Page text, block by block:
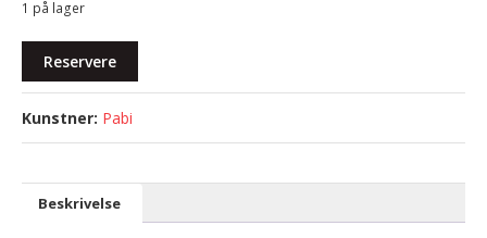
1 på lager
"Om
Natten"
Reservere
Pabi
Beskrivelse